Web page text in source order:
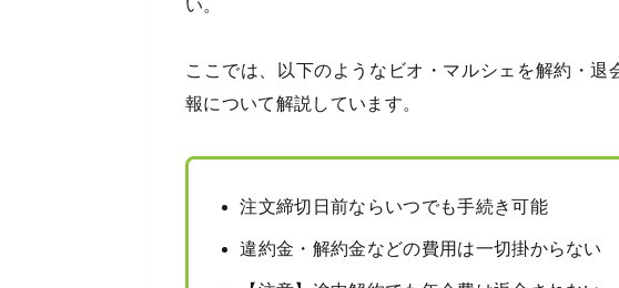
い。
ここでは、以下のようなビオ・マルシェを解約・
報について解説しています。
注文締切日前ならいつでも手続き可能
違約金・解約金などの費用は一切掛からない